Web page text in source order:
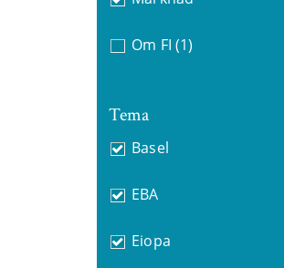
Om FI (1)
Tema
Basel
EBA
Eiopa